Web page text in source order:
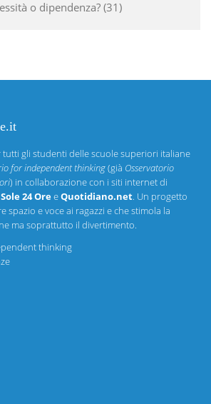
o dipendenza? 31
tutti gli studenti delle scuole superiori italiane
for independent thinking(già Osservatorio
) in collaborazione con i siti internet di
24 OreeQuotidiano.net. Un progetto
spazio e voce ai ragazzi e che stimola la
ma soprattutto il divertimento.
thinking